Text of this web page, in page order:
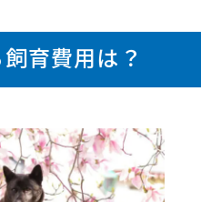
育費用は？